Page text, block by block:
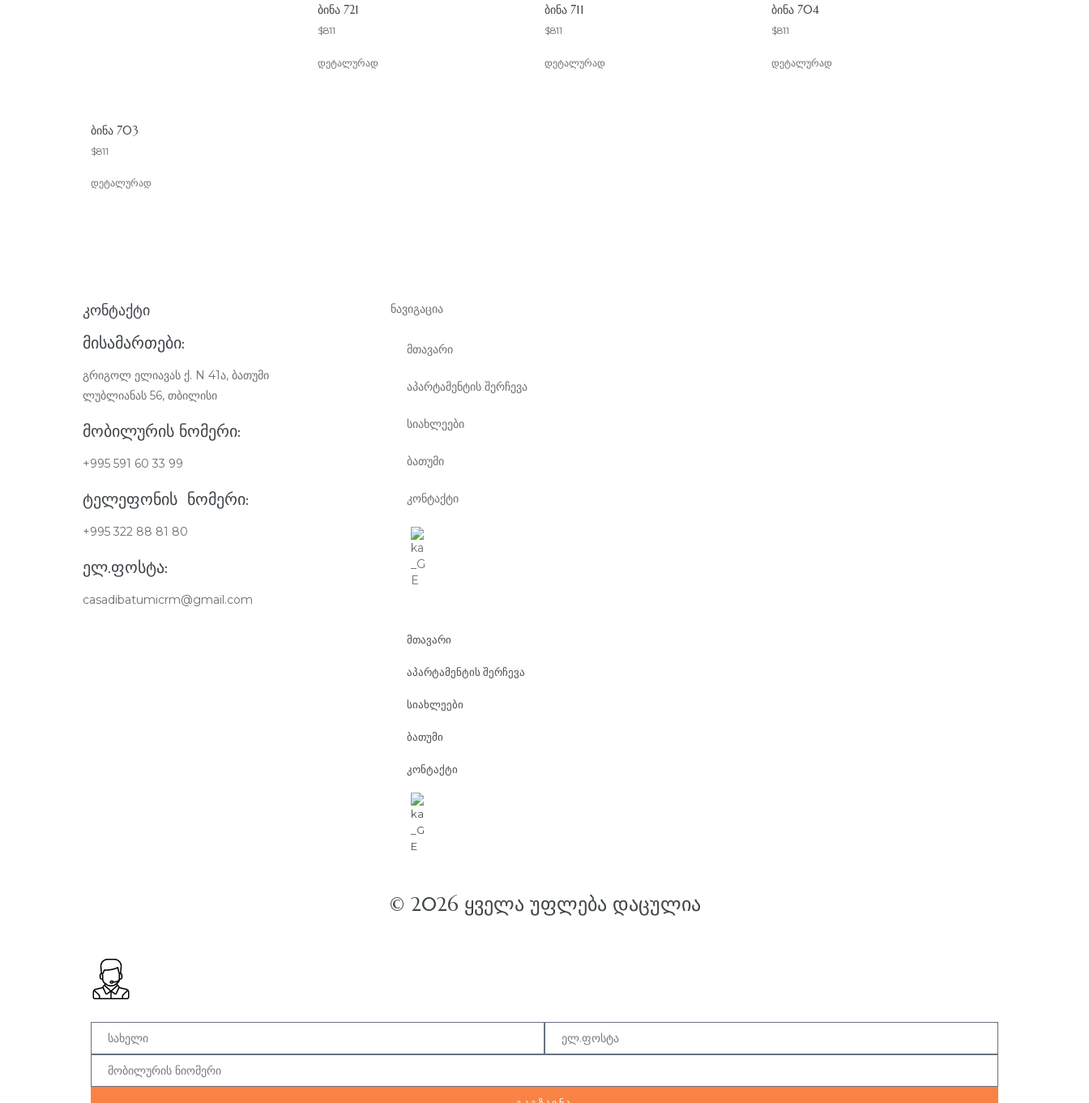
ᲑᲘᲜᲐ 721
$811
დეტალურად
ᲑᲘᲜᲐ 711
$811
დეტალურად
ᲑᲘᲜᲐ 704
$811
დეტალურად
ᲑᲘᲜᲐ 703
$811
დეტალურად
ᲙᲝᲜᲢᲐᲥᲢᲘ
ᲛᲘᲡᲐᲛᲐᲠᲗᲔᲑᲘ:
გრიგოლ ელიავას ქ. N 41ა, ბათუმი
ლუბლიანას 56, თბილისი
ᲛᲝᲑᲘᲚᲣᲠᲘᲡ ᲜᲝᲛᲔᲠᲘ:
+995 591 60 33 99
ᲢᲔᲚᲔᲤᲝᲜᲘᲡ ᲜᲝᲛᲔᲠᲘ:
+995 322 88 81 80
ᲔᲚ.ᲤᲝᲡᲢᲐ:
casadibatumicrm@gmail.com
ნავიგაცია
მთავარი
აპარტამენტის შერჩევა
სიახლეები
ბათუმი
კონტაქტი
მთავარი
აპარტამენტის შერჩევა
სიახლეები
ბათუმი
კონტაქტი
© 2026 ᲧᲕᲔᲚᲐ ᲣᲤᲚᲔᲑᲐ ᲓᲐᲪᲣᲚᲘᲐ